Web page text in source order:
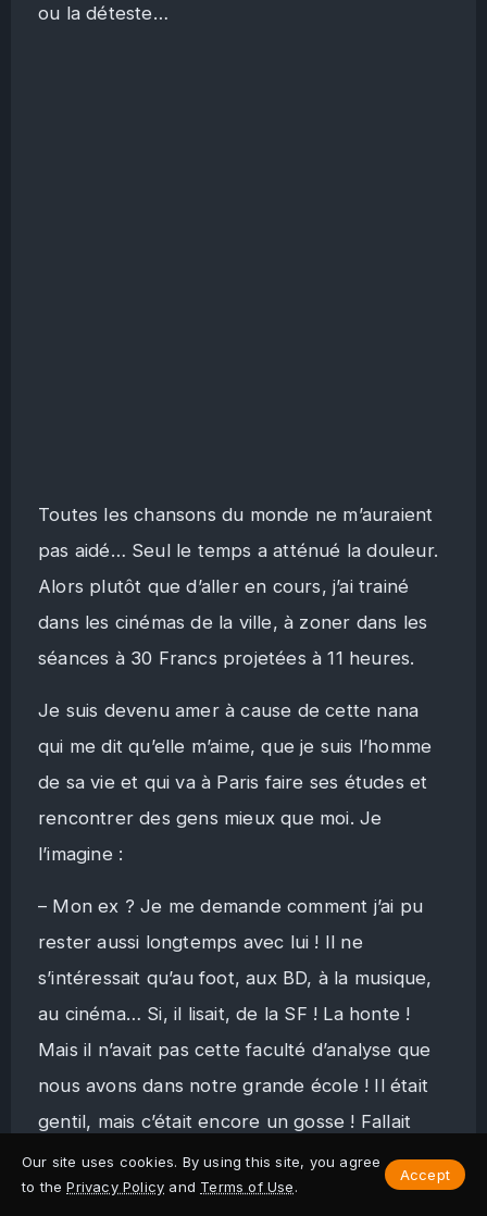
ou la déteste…
Toutes les chansons du monde ne m’auraient
pas aidé… Seul le temps a atténué la douleur.
Alors plutôt que d’aller en cours, j’ai trainé
dans les cinémas de la ville, à zoner dans les
séances à 30 Francs projetées à 11 heures.
Je suis devenu amer à cause de cette nana
qui me dit qu’elle m’aime, que je suis l’homme
de sa vie et qui va à Paris faire ses études et
rencontrer des gens mieux que moi. Je
l’imagine :
– Mon ex ? Je me demande comment j’ai pu
rester aussi longtemps avec lui ! Il ne
s’intéressait qu’au foot, aux BD, à la musique,
au cinéma… Si, il lisait, de la SF ! La honte !
Mais il n’avait pas cette faculté d’analyse que
nous avons dans notre grande école ! Il était
gentil, mais c’était encore un gosse ! Fallait
l’entendre parler des Girondins de Bordeaux !
Il allait au stade quand il était petit, et il
Our site uses cookies. By using this site, you agree
to thePrivacy Policy and Terms of Use.
Accept